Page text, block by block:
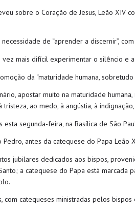
sobre o Coração de Jesus, Leão
de “aprender a discernir”,
mais difícil experimentar o silêncio e a
da “maturidade humana,
apostar muito na maturidade
ao medo, à angústia, à
segunda-feira, na Basílica de São
antes da catequese do Papa Leão
jubilares dedicados aos bispos,
a catequese do Papa está marcada
catequeses ministradas pelos